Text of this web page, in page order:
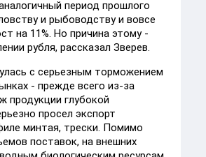
период прошлого
и рыбоводству и вовсе
на 11%. Но причина этому -
рубля, рассказал Зверев.
с серьезным торможением
- прежде всего из-за
продукции глубокой
просел экспорт
минтая, трески. Помимо
поставок, на внешних